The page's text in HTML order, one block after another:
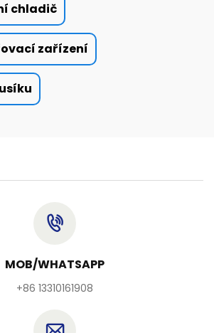
chladič
zařízení
MOB/WHATSAPP
+86 13310161908